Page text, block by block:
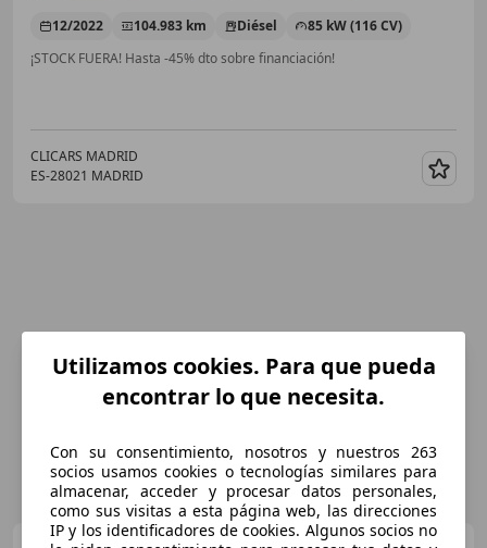
12/2022 104.983 km Diésel
85 kW (116 CV)
¡STOCK FUERA! Hasta -45% dto sobre financiación!
CLICARS MADRID
ES-28021 MADRID
Utilizamos cookies. Para que pueda
encontrar lo que necesita.
Con su consentimiento, nosotros y nuestros 263
socios usamos cookies o tecnologías similares para
almacenar, acceder y procesar datos personales,
como sus visitas a esta página web, las direcciones
IP y los identificadores de cookies. Algunos socios no